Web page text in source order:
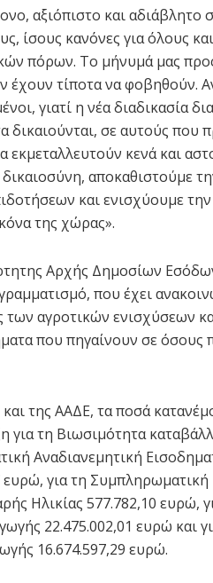
αξιόπιστο και αδιάβλητο
ίσους κανόνες για όλους
πόρων. Το μήνυμά μας
έχουν τίποτα να φοβηθούν.
γιατί η νέα διαδικασία
σε αυτούς που
κενά και
αποκαθιστούμε
και ενισχύουμε
της χώρας».
Αρχής Δημοσίων
που έχει
αγροτικών ενισχύσεων
που πηγαίνουν σε όσους
της ΑΑΔΕ, τα ποσά
για τη Βιωσιμότητα
Αναδιανεμητική
ευρώ, για τη Συμπληρωματική
Ηλικίας 577.782,10 ευρώ,
22.475.002,01 ευρώ και
16.674.597,29 ευρώ.